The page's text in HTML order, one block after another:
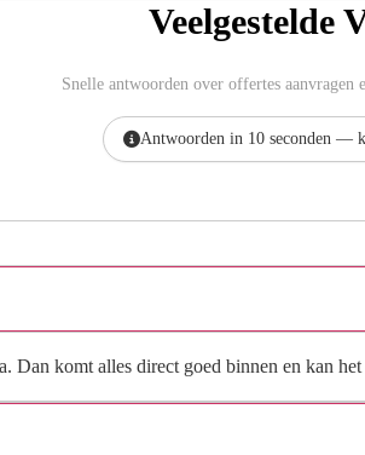
Veelgestelde
Snelle antwoorden over offertes aanvragen
Antwoorden in 10 seconden —
komt alles direct goed binnen en kan